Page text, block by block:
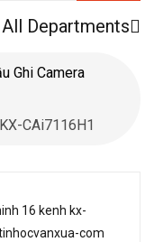
All Departments
Ghi Camera
CAi7116H1